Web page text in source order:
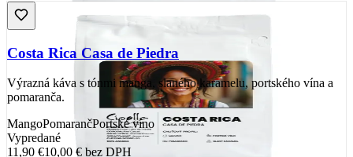
Costa Rica Casa de Piedra
Výrazná káva s tónmi manga, slaného karamelu, portského vína a
pomaranča.
MangoPomarančPortské víno
Vypredané
11,90 €10,00 € bez DPH